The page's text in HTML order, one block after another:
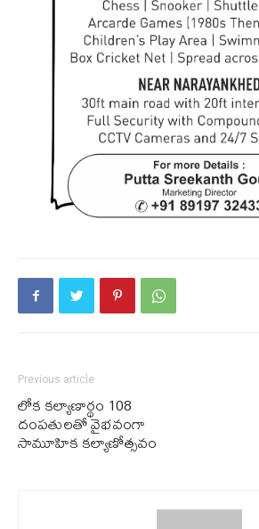
Previous article
లోక కల్యాణార్థం 108
దంపతులతో వైభవంగా
సామూహిక కల్యాణోత్సవం